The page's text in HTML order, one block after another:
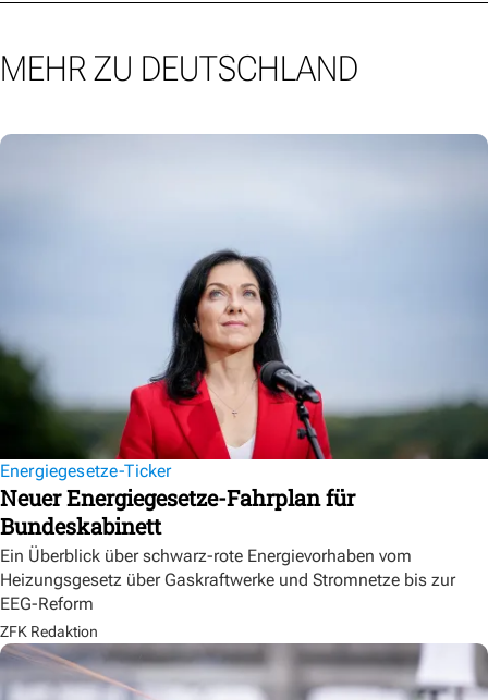
MEHR ZU DEUTSCHLAND
Energiegesetze-Ticker
Neuer Energiegesetze-Fahrplan für
Bundeskabinett
Ein Überblick über schwarz-rote Energievorhaben vom
Heizungsgesetz über Gaskraftwerke und Stromnetze bis zur
EEG-Reform
ZFK Redaktion